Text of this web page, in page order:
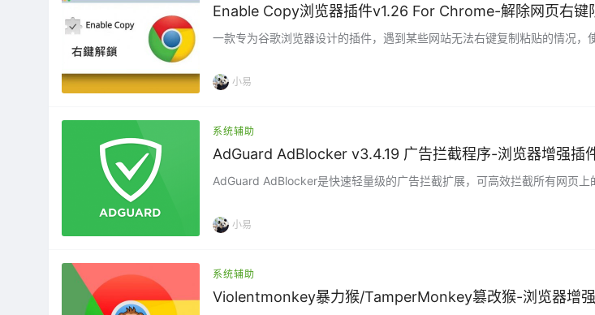
Enable Copy浏览器插件v1.26 For Chrome-解除网页右键
一款专为谷歌浏览器设计的插件，遇到某些网站无法右键复制粘贴的情况
小易
系统辅助
AdGuard AdBlocker v3.4.19 广告拦截程序-浏览器增强插
AdGuard AdBlocker是快速轻量级的广告拦截扩展，可高效拦截所有网页
小易
系统辅助
Violentmonkey暴力猴/TamperMonkey篡改猴-浏览器增